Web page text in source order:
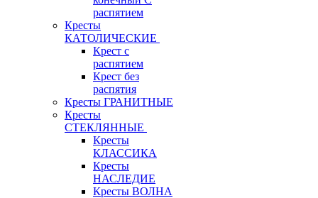
распятием
Кресты
КАТОЛИЧЕСКИЕ
Крест с
распятием
Крест без
распятия
Кресты ГРАНИТНЫЕ
Кресты
СТЕКЛЯННЫЕ
Кресты
КЛАССИКА
Кресты
НАСЛЕДИЕ
Кресты ВОЛНА